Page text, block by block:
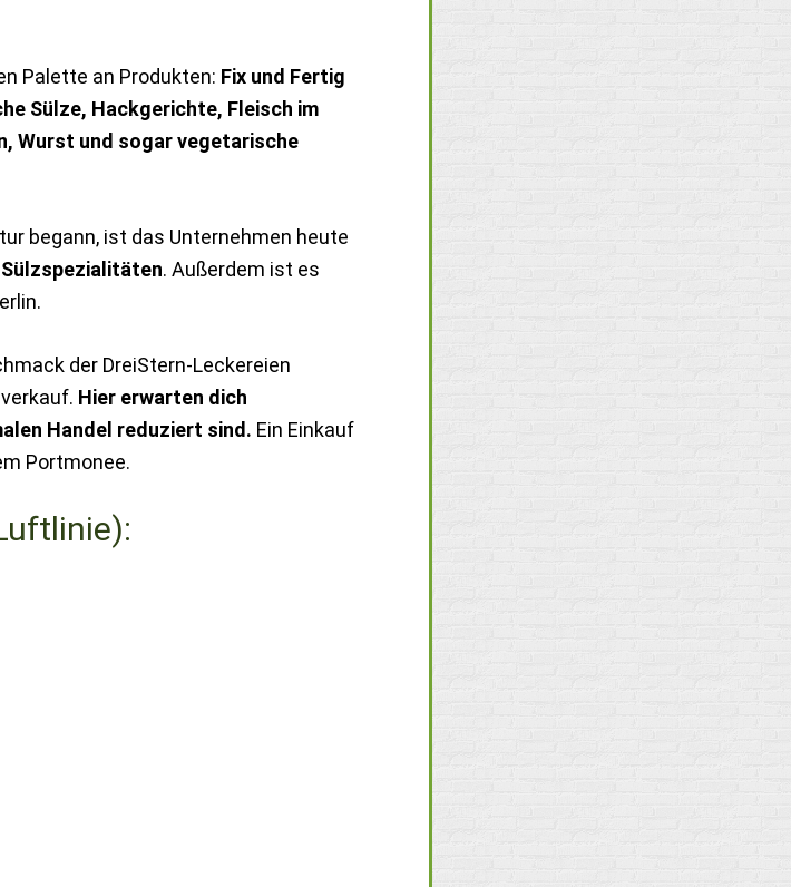
Palette an Produkten: Fix und Fertig
Sülze, Hackgerichte, Fleisch im
Wurst und sogar vegetarische
begann, ist das Unternehmen heute
. Außerdem ist es
der DreiStern-Leckereien
Hier erwarten dich
Handel reduziert sind. Ein Einkauf
Portmonee.